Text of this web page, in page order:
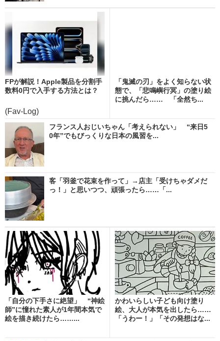
FPが解説！Apple製品を分割手
数料0円で入手する方法とは？
(Fav-Log)
「鬼滅の刃」をよく知らない状
態で、「悲鳴嶼行冥」の塗り絵
に挑んだら…… 「全然ち...
フランス人おじいちゃん「考えられない」 “来日5
0年”でもびっくりな日本の風習を...
客「羽釜で花束を作って」→店主「受けちゃダメだ
っ！」と思いつつ、頑張ったら……「...
「自分の下手さに絶望」 “神絵
師”に憧れた素人が1年間本気で
絵を描き続けたら……...
かわいらしい子ども向け塗り
絵、大人が本気を出したら……
「うわー！」「その発想はな...